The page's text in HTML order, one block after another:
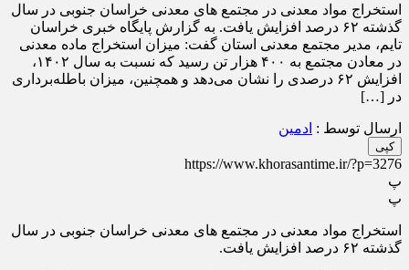
استخراج مواد معدنی در مجتمع های معدنی خراسان جنوبی در سال
گذشته ۶۲ درصد افزایش یافت. به گزارش پایگاه خبری خراسان
تایم، مدیر مجتمع معدنی استان گفت: میزان استخراج ماده معدنی
در معادن مجتمع به ۴۰۰ هزار تن رسید که نسبت به سال ۱۴۰۲،
افزایش ۶۲ درصدی را نشان می‌دهد و همچنین، میزان باطله‌برداری
در […]
ارسال توسط : ادمین
کپی
https://www.khorasantime.ir/?p=3276
پ
پ
استخراج مواد معدنی در مجتمع های معدنی خراسان جنوبی در سال
گذشته ۶۲ درصد افزایش یافت.